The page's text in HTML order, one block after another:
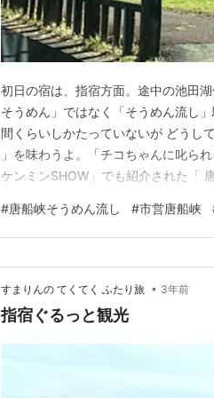
初日の宿は、指宿方面。途中の池田
そうめん」ではなく「そうめん流し
間くらいしかたっていないが どうし
」を味わうよ。「チコちゃんに叱ら
ケンミンSHOW」でも紹介された「
まず、我等がやらねばならないのは
めちゃ沢山席が有る。 （この場所以…
#唐船峡そうめん流し #市営唐船峡
すまりんの てくてく ふたり旅 • 3年前
指宿ぐるっと観光